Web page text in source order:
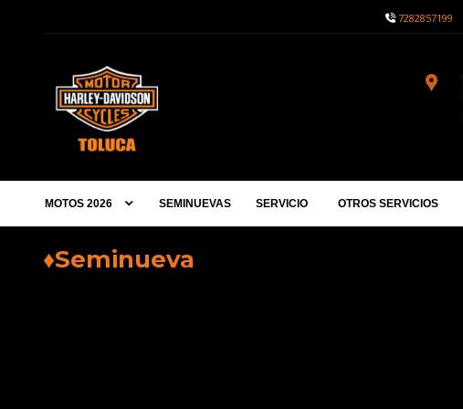
7282857199
MOTOS 2026 SEMINUEVAS SERVICIO OTROS SERVICIOS
♦Seminueva